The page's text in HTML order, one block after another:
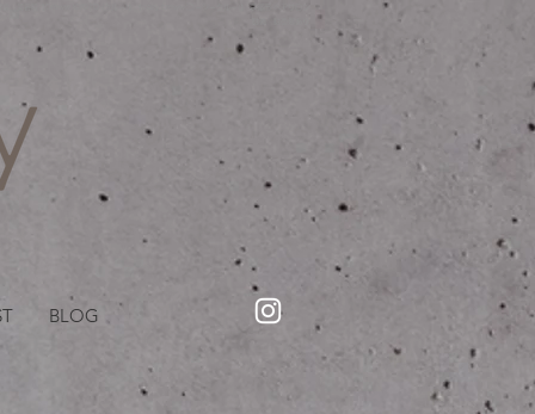
室・美容院【Creww KYOTO (クルー)】【cozy creww(コージークルー)】 京都市 ヘアサロン​
BLOG